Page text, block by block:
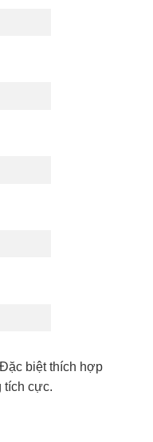
biệt thích hợp
tích cực.